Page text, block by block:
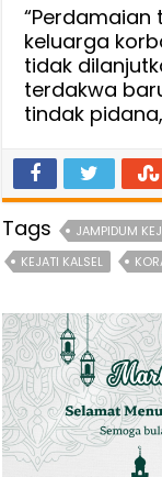
“Perdamaian
keluarga
tidak
terdakwa
tindak
Tags JAMPIDUM
KEJATI KALSEL